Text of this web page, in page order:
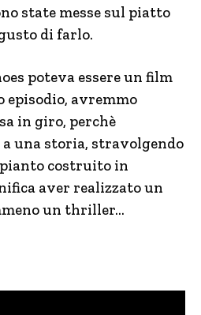
state messe sul piatto
di farlo.
poteva essere un film
episodio, avremmo
in giro, perchè
una storia, stravolgendo
costruito in
aver realizzato un
un thriller…